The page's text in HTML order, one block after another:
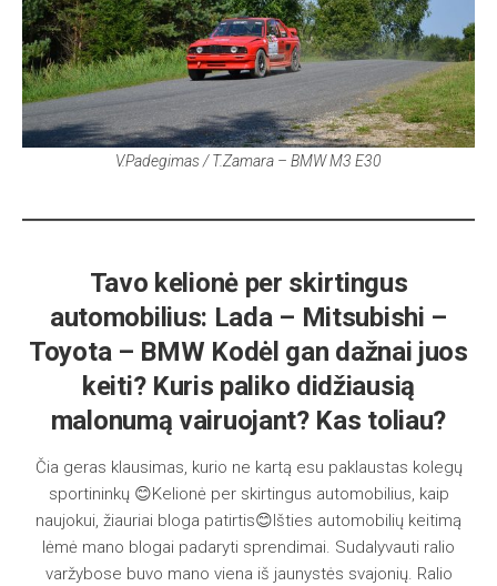
V.Padegimas / T.Zamara – BMW M3 E30
Tavo kelionė per skirtingus
automobilius: Lada – Mitsubishi –
Toyota – BMW Kodėl gan dažnai juos
keiti? Kuris paliko didžiausią
malonumą vairuojant? Kas toliau?
Čia geras klausimas, kurio ne kartą esu paklaustas kolegų
sportininkų 😊Kelionė per skirtingus automobilius, kaip
naujokui, žiauriai bloga patirtis😊Išties automobilių keitimą
lėmė mano blogai padaryti sprendimai. Sudalyvauti ralio
varžybose buvo mano viena iš jaunystės svajonių. Ralio